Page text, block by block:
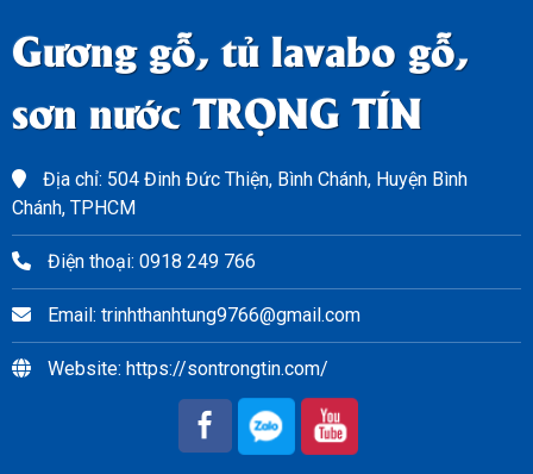
Gương gỗ, tủ lavabo gỗ,
sơn nước TRỌNG TÍN
Địa chỉ: 504 Đinh Đức Thiện, Bình Chánh, Huyện Bình
Chánh, TPHCM
Điện thoại: 0918 249 766
Email: trinhthanhtung9766@gmail.com
Website: https://sontrongtin.com/